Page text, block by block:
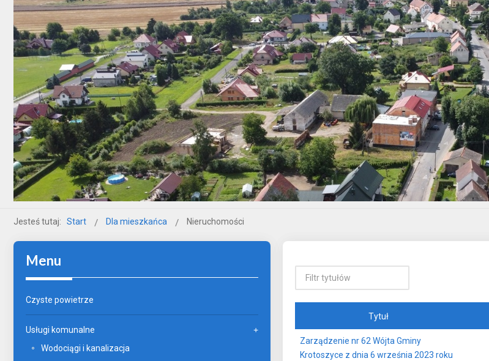
Jesteś tutaj: Start Dla mieszkańca Nieruchomości
Tytuł
Zarządzenie nr 62 Wójta Gminy
Krotoszyce z dnia 6 września 2023 roku
Menu
Czyste powietrze
Usługi komunalne
Wodociągi i kanalizacja